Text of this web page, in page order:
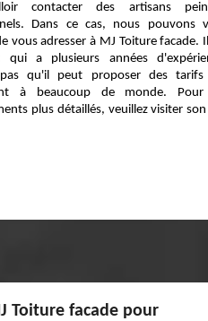
contacter des artisans
Dans ce cas, nous pouvons
vous adresser à MJ Toiture facade.
qui a plusieurs années
pas qu'il peut proposer des
à beaucoup de monde.
plus détaillés, veuillez visiter
Toiture facade pour